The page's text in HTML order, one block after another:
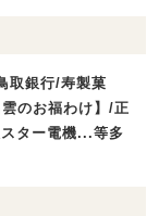
取銀行/寿製菓
のお福わけ】/正
ター電機...等多